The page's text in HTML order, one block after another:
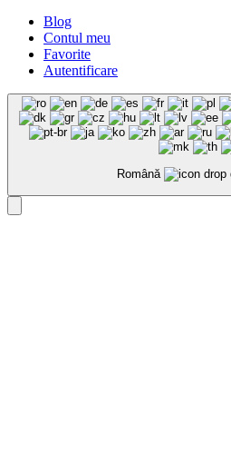
Blog
Contul meu
Favorite
Autentificare
Română